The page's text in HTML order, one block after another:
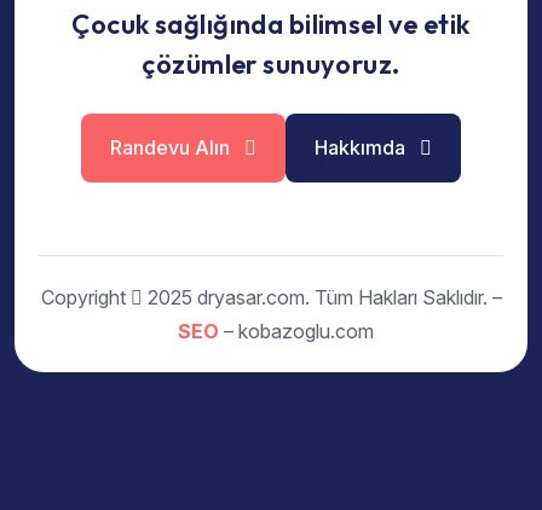
Çocuk sağlığında bilimsel ve etik
çözümler sunuyoruz.
Randevu Alın Hakkımda
Copyright
2025 dryasar.com. Tüm Hakları Saklıdır. –
SEO – kobazoglu.com